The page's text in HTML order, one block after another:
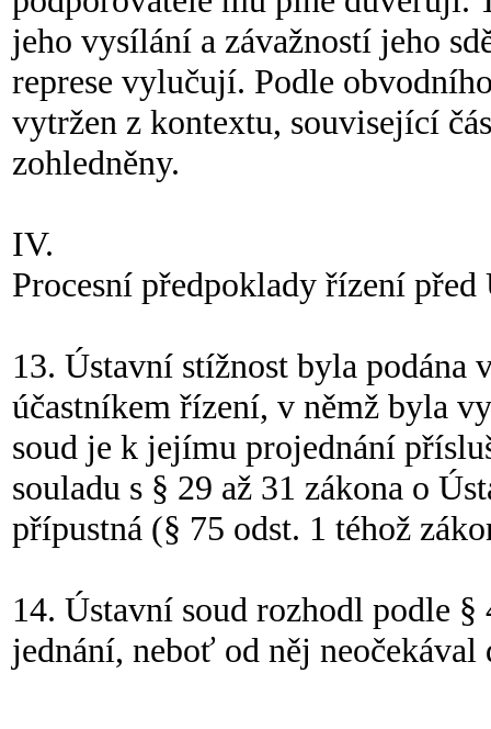
jeho vysílání a závažností jeho
represe vylučují. Podle
vytržen z kontextu, související
zohledněny.
IV.
Procesní předpoklady řízení před
13. Ústavní stížnost byla podána
účastníkem řízení, v němž byla
soud je k jejímu projednání
souladu s § 29 až 31 zákona o
přípustná (§ 75 odst. 1 téhož
14. Ústavní soud rozhodl podle
jednání, neboť od něj neočekával